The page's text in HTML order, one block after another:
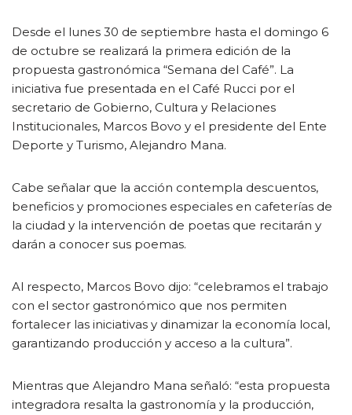
Desde el lunes 30 de septiembre hasta el domingo 6
de octubre se realizará la primera edición de la
propuesta gastronómica “Semana del Café”. La
iniciativa fue presentada en el Café Rucci por el
secretario de Gobierno, Cultura y Relaciones
Institucionales, Marcos Bovo y el presidente del Ente
Deporte y Turismo, Alejandro Mana.
Cabe señalar que la acción contempla descuentos,
beneficios y promociones especiales en cafeterías de
la ciudad y la intervención de poetas que recitarán y
darán a conocer sus poemas.
Al respecto, Marcos Bovo dijo: “celebramos el trabajo
con el sector gastronómico que nos permiten
fortalecer las iniciativas y dinamizar la economía local,
garantizando producción y acceso a la cultura”.
Mientras que Alejandro Mana señaló: “esta propuesta
integradora resalta la gastronomía y la producción,